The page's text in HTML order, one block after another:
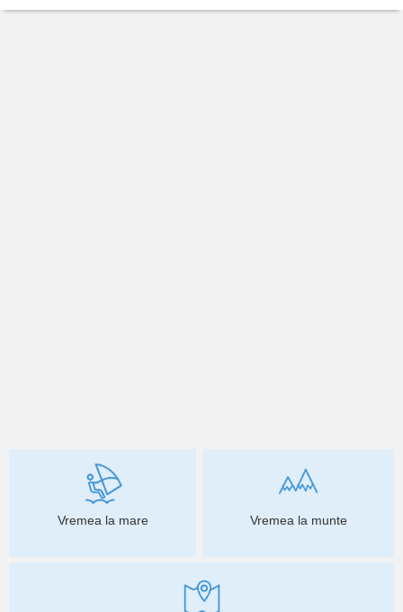
Vremea la mare Vremea la munte